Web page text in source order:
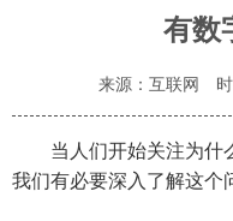
有数
来源：互联网
当人们开始关注为什
我们有必要深入了解这个